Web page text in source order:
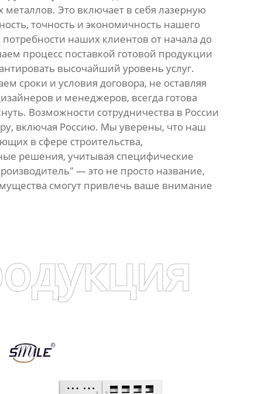
Это включает в себя лазерную
точность и экономичность нашего
наших клиентов от начала до
процесс поставкой готовой продукции
высочайший уровень услуг.
сроки и условия договора, не оставляя
и менеджеров, всегда готова
Возможности сотрудничества в России
включая Россию. Мы уверены, что наш
в сфере строительства,
решения, учитывая специфические
— это не просто название,
смогут привлечь ваше внимание